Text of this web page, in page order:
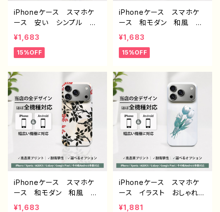
iPhoneケース スマホケ
ース 安い シンプル 花
柄 おしゃれ かわいい
レディース 個性的 韓国
風 おすすめ 人気 クリ
5/14 AQUOS sense 4 5
6 Xperia Googlepixel
Galaxy Android ア
ンドロイド ケース ノンブ
ランド オリジナル デザイ
ン グッズ エモいスマホ
ケース タイトル：ニュアン
スフラワー PART373-2 J
1-9
¥1,683
15%OFF
iPhoneケース スマホケ
ース 和モダン 和風 和
柄 花柄 シンプル おし
ゃれ メンズ 大人女子
かわいい 安い iPhone1
め 個性的 Android ア
ンドロイド ケース Galax
y AQUOS Xperia Go
ogle Pixel タイトル：和柄
フラワー デザイン930 J1-
¥1,683
15%OFF
iPhoneケース スマホケ
ース 和モダン 和風 和
柄 花柄 シンプル おし
¥1,683
iPhoneケース スマホケ
ース イラスト おしゃれ
花柄 エモい レディー
¥1,881